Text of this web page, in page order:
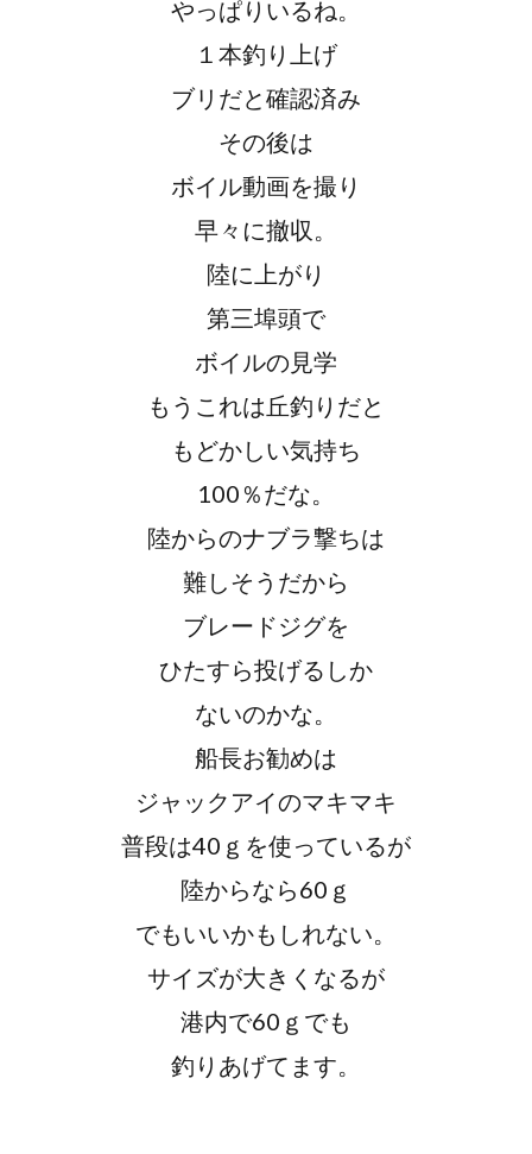
やっぱりいるね。
１本釣り上げ
ブリだと確認済み
その後は
ボイル動画を撮り
早々に撤収。
陸に上がり
第三埠頭で
ボイルの見学
もうこれは丘釣りだと
もどかしい気持ち
100％だな。
陸からのナブラ撃ちは
難しそうだから
ブレードジグを
ひたすら投げるしか
ないのかな。
船長お勧めは
ジャックアイのマキマキ
普段は40ｇを使っているが
陸からなら60ｇ
でもいいかもしれない。
サイズが大きくなるが
港内で60ｇでも
釣りあげてます。